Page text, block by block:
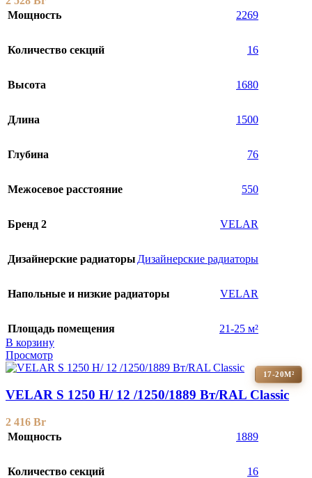
Мощность
2269
Количество секций 16
Высота 1680
Длина 1500
Глубина 76
Межосевое расстояние 550
Бренд 2 VELAR
Дизайнерские радиаторы Дизайнерские радиаторы
Напольные и низкие радиаторы VELAR
Площадь помещения
21-25 м²
В корзину
Просмотр
17-20М²
VELAR S 1250 H/ 12 /1250/1889 Вт/RAL Classic
2 416 Br
Мощность
1889
Количество секций 16